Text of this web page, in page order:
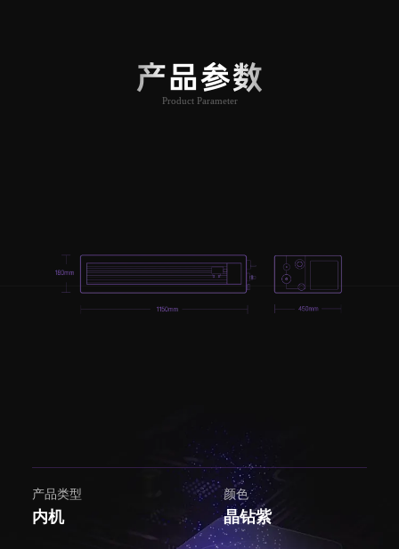
产品参数
Product Parameter
产品类型
内机
颜色
晶钻紫